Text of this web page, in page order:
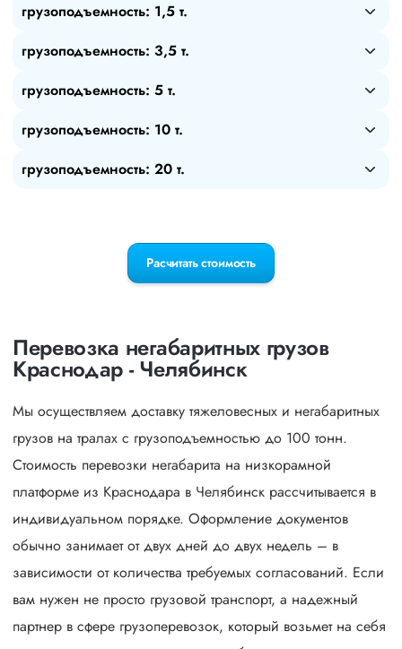
грузоподъемность: 1,5 т.
грузоподъемность: 3,5 т.
грузоподъемность: 5 т.
грузоподъемность: 10 т.
грузоподъемность: 20 т.
Расчитать стоимость
Перевозка негабаритных грузов
Краснодар - Челябинск
Мы осуществляем доставку тяжеловесных и негабаритных
грузов на тралах с грузоподъемностью до 100 тонн.
Стоимость перевозки негабарита на низкорамной
платформе из Краснодара в Челябинск рассчитывается в
индивидуальном порядке. Оформление документов
обычно занимает от двух дней до двух недель – в
зависимости от количества требуемых согласований. Если
вам нужен не просто грузовой транспорт, а надежный
партнер в сфере грузоперевозок, который возьмет на себя